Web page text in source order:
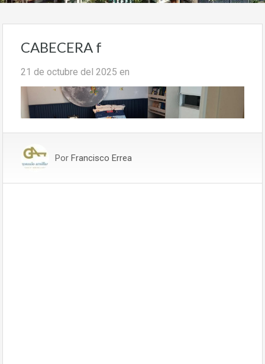
CABECERA f
21 de octubre del 2025 en
Por Francisco Errea